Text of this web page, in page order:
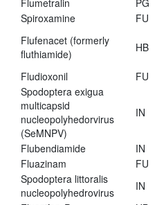
Flumetralin
PG
Spiroxamine
FU
Flufenacet (formerly
fluthiamide)
HB
Fludioxonil
FU
Spodoptera exigua
multicapsid
nucleopolyhedorvirus
(SeMNPV)
IN
Flubendiamide IN
Fluazinam
FU
Spodoptera littoralis
nucleopolyhedrovirus
IN